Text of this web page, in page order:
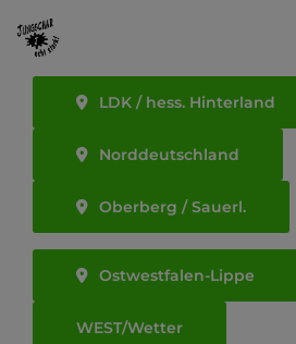
LDK / hess. Hinterland
Norddeutschland
Oberberg / Sauerl.
Ostwestfalen-Lippe
WEST/Wetter